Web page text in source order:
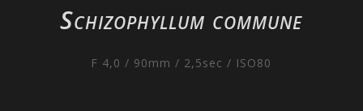
Schizophyllum commune
F 4,0 / 90mm / 2,5sec / ISO80